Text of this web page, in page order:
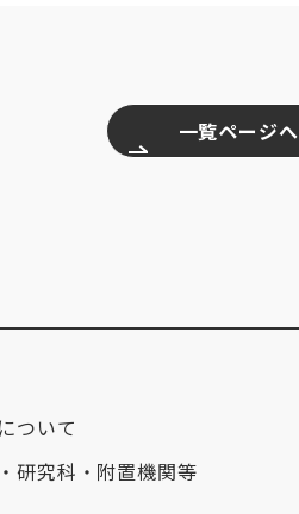
一覧ページへ
ついて
研究科・附置機関等